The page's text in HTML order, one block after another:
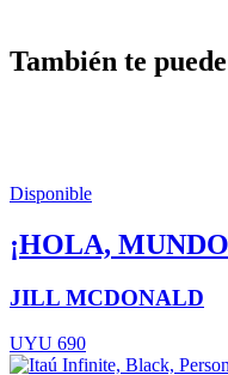
También te
Disponible
¡HOLA,
JILL MCDONALD
UYU 690